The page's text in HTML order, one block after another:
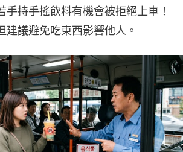
手持手搖飲料有機會被拒絕上車！
建議避免吃東西影響他人。